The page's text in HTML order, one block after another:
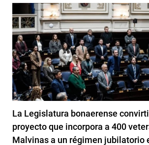
La Legislatura bonaerense
proyecto que incorpora a 400
Malvinas a un régimen jubilatorio